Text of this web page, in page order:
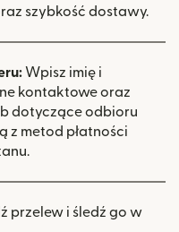
szybkość dostawy.
Wpisz imię i
kontaktowe oraz
dotyczące odbioru
z metod płatności
przelew i śledź go w